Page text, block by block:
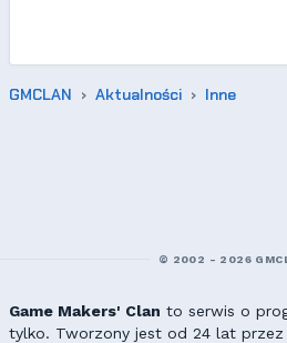
GMCLAN Aktualności Inne
© 2002 - 2026
Game Makers' Clan to serwis o
tylko. Tworzony jest od 24 lat przez